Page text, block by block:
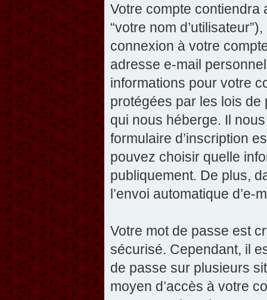
Votre compte contiendra
“votre nom
connexion à votre
adresse e-mail
informations pour votre
protégées par les lois
qui nous héberge. Il
formulaire d’inscription
pouvez choisir quelle
publiquement. De plus,
l’envoi automatique d’e-
Votre mot de passe est
sécurisé. Cependant, il
de passe sur plusieurs
moyen d’accès à votre